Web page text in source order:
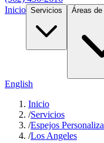
Inicio Servicios Áreas
English
Inicio
/Servicios
/Espejos
/Los Angeles